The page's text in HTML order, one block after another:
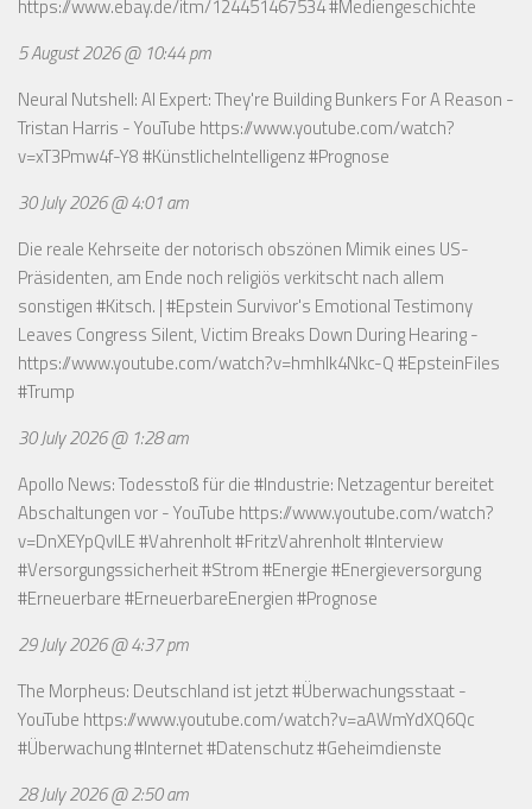
https://www.ebay.de/itm/124451467534#Mediengeschichte
5 August 2026 @ 10:44 pm
Neural Nutshell: AI Expert: They're Building Bunkers For A Reason -
Tristan Harris - YouTube https://www.youtube.com/watch?
v=xT3Pmw4f-Y8#KünstlicheIntelligenz #Prognose
30 July 2026 @ 4:01 am
Die reale Kehrseite der notorisch obszönen Mimik eines US-
Präsidenten, am Ende noch religiös verkitscht nach allem
sonstigen #Kitsch. | #Epstein Survivor's Emotional Testimony
Leaves Congress Silent, Victim Breaks Down During Hearing -
https://www.youtube.com/watch?v=hmhlk4Nkc-Q#EpsteinFiles
#Trump
30 July 2026 @ 1:28 am
Apollo News: Todesstoß für die #Industrie: Netzagentur bereitet
Abschaltungen vor - YouTube https://www.youtube.com/watch?
v=DnXEYpQvILE#Vahrenholt #FritzVahrenholt #Interview
#Versorgungssicherheit #Strom #Energie #Energieversorgung
#Erneuerbare #ErneuerbareEnergien #Prognose
29 July 2026 @ 4:37 pm
The Morpheus: Deutschland ist jetzt #Überwachungsstaat -
YouTube https://www.youtube.com/watch?v=aAWmYdXQ6Qc
#Überwachung #Internet #Datenschutz #Geheimdienste
28 July 2026 @ 2:50 am